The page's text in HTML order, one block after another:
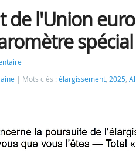
de l'Union
Mots clés : élargissement, 2025,